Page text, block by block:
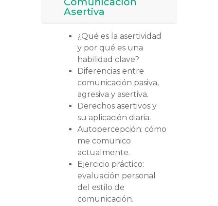
Asertiva
¿Qué es la asertividad
y por qué es una
habilidad clave?
Diferencias entre
comunicación pasiva,
agresiva y asertiva.
Derechos asertivos y
su aplicación diaria.
Autopercepción: cómo
me comunico
actualmente.
Ejercicio práctico:
evaluación personal
del estilo de
comunicación.